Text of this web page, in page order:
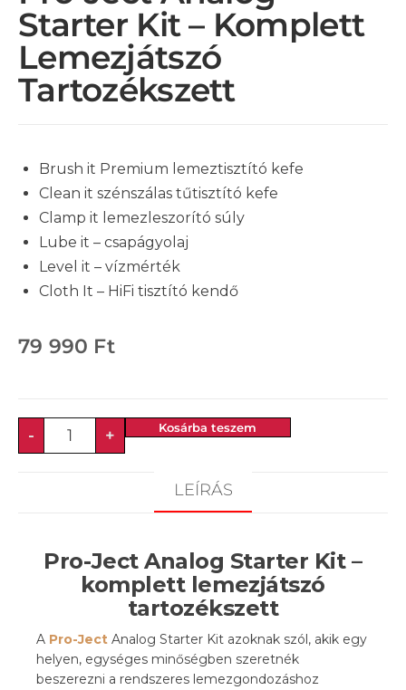
Starter Kit – Komplett
Lemezjátszó
Tartozékszett
Brush it Premium lemeztisztító kefe
Clean it szénszálas tűtisztító kefe
Clamp it lemezleszorító súly
Lube it – csapágyolaj
Level it – vízmérték
Cloth It – HiFi tisztító kendő
79 990 Ft
- + Kosárba teszem
LEÍRÁS
Pro-Ject Analog Starter Kit –
komplett lemezjátszó
tartozékszett
A Pro-Ject Analog Starter Kit azoknak szól, akik egy
helyen, egységes minőségben szeretnék
beszerezni a rendszeres lemezgondozáshoz